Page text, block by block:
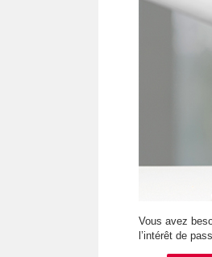
Vous avez
l’intérêt de